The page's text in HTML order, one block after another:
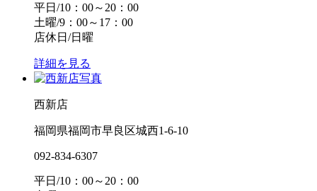
平日/10：00～20：00
土曜/9：00～17：00
店休日/日曜
詳細を見る
西新店
福岡県福岡市早良区城西1-6-10
092-834-6307
平日/10：00～20：00